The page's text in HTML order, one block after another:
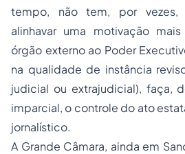
tempo, nãotem, por vezes,
alinhavar uma motivação
órgão externoao Poder
na qualidade de instância
judicial ou extrajudicial), faça,
imparcial, o controle do ato
jornalístico.
A Grande Câmara, ainda em